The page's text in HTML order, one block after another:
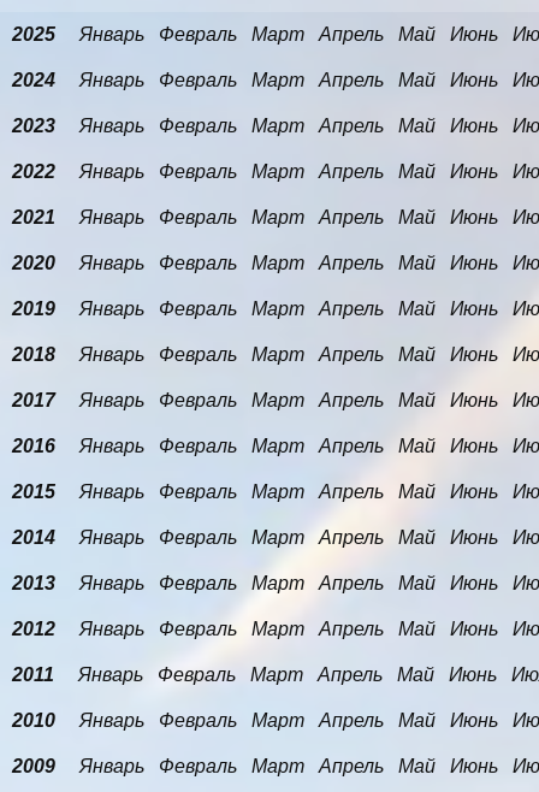
2025 Январь Февраль Март Апрель Май Июнь
2024 Январь Февраль Март Апрель Май Июнь
2023 Январь Февраль Март Апрель Май Июнь
2022 Январь Февраль Март Апрель Май Июнь
2021 Январь Февраль Март Апрель Май Июнь
2020 Январь Февраль Март Апрель Май Июнь
2019 Январь Февраль Март Апрель Май Июнь
2018 Январь Февраль Март Апрель Май Июнь
2017 Январь Февраль Март Апрель Май Июнь
2016 Январь Февраль Март Апрель Май Июнь
2015 Январь Февраль Март Апрель Май Июнь
2014 Январь Февраль Март Апрель Май Июнь
2013 Январь Февраль Март Апрель Май Июнь
2012 Январь Февраль Март Апрель Май Июнь
2011 Январь Февраль Март Апрель Май Июнь
2010 Январь Февраль Март Апрель Май Июнь
2009 Январь Февраль Март Апрель Май Июнь